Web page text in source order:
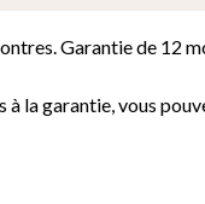
Garantie de 12
la garantie, vous